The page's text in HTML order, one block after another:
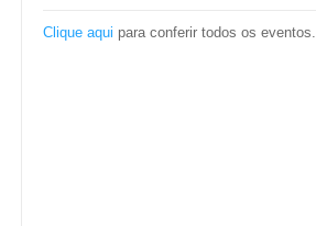
Clique aqui para conferir todos os eventos.